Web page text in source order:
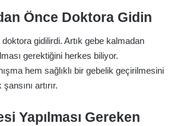
Önce Doktora Gidin
gidilirdi. Artık gebe kalmadan
gerektiğini herkes biliyor.
hem sağlıklı bir gebelik geçirilmesini
artırır.
Yapılması Gereken